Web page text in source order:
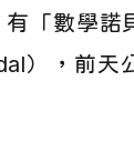
「數學諾
），前天